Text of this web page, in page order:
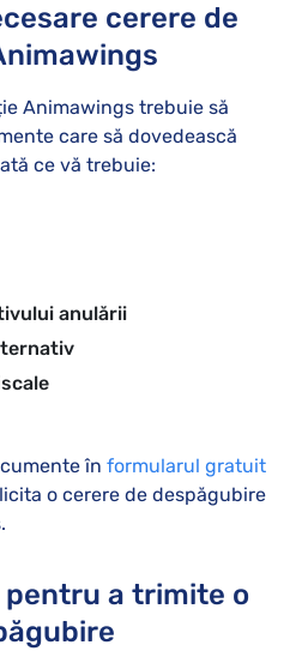
cerere de
Animawings trebuie să
care să dovedească
ce vă trebuie:
anulării
în formularul gratuit
o cerere de despăgubire
a trimite o